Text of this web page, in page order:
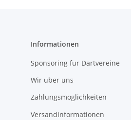
Informationen
Sponsoring für Dartvereine
Wir über uns
Zahlungsmöglichkeiten
Versandinformationen